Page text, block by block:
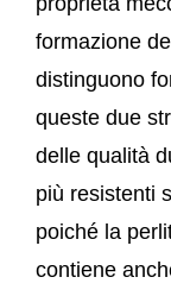
formazione
distinguono
queste due
delle qualità
più resistenti
poiché la
contiene